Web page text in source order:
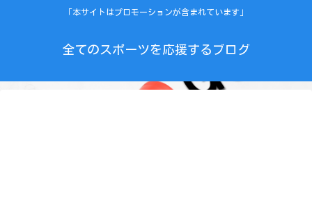
「本サイトはプロモーションが含まれています」
全てのスポーツを応援するブログ